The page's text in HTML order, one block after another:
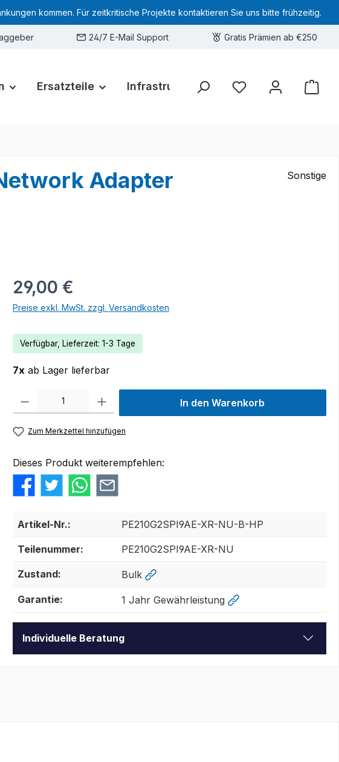
kommen. Für zeitkritische Projekte kontaktieren Sie uns bitte frühzeitig.
24/7 E-Mail Support Gratis Prämien ab €250
Ersatzteile Infrastruktur Hardware-Deals
Sie haben 0 Produkte
Adapter
Sonstige
Lager!
29,00 €
Preise exkl. MwSt. zzgl. Versandkosten
Verfügbar, Lieferzeit: 1-3 Tage
7x ab Lager lieferbar
Produkt Anzahl: Gib den gewünschten Wert ein oder benutze die Schaltflächen um die
In den Warenkorb
Zum Merkzettel hinzufügen
Dieses Produkt weiterempfehlen:
Artikel-Nr.: PE210G2SPI9AE-XR-NU-B-HP
Teilenummer: PE210G2SPI9AE-XR-NU
Zustand: Bulk
Garantie: 1 Jahr Gewährleistung
Individuelle Beratung